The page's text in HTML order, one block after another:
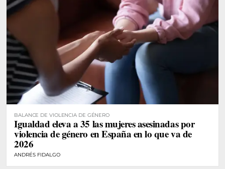
BALANCE DE VIOLENCIA DE GÉNERO
Igualdad eleva a 35 las mujeres asesinadas por
violencia de género en España en lo que va de
2026
ANDRÉS FIDALGO